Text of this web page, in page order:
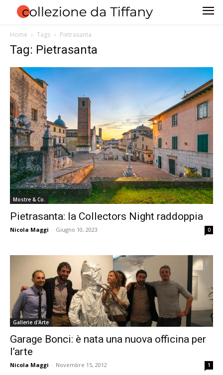
Home Tags Pietrasanta
Tag: Pietrasanta
Mostre & Co.
Pietrasanta: la Collectors Night raddoppia
Nicola Maggi - Giugno 10, 2023 0
Gallerie d'Arte
Garage Bonci: è nata una nuova officina per
l’arte
Nicola Maggi - Novembre 15, 2012 1